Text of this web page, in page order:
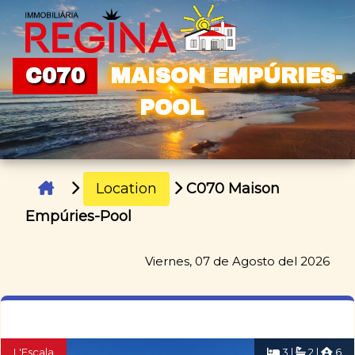
C070
MAISON EMPÚRIES-
POOL
Location
C070 Maison
Empúries-Pool
Viernes, 07 de Agosto del 2026
L'Escala 3 | 2 | 6